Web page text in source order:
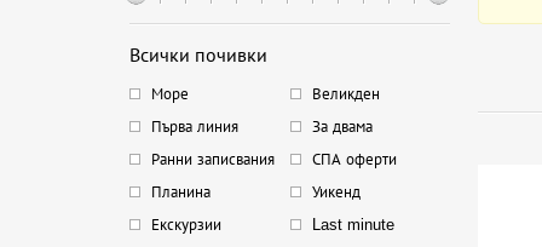
Всички почивки
Море
Великден
Първа линия
За двама
Ранни записвания
СПА оферти
Планина
Уикенд
Екскурзии
Last minute